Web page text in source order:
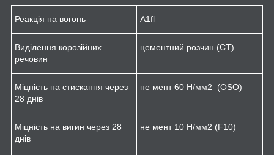
Реакція на вогонь A1fl
Виділення корозійних
речовин
цементний розчин (CT)
Міцність на стискання через
28 днів
не мент 60 Н/мм2 (OSO)
Міцність на вигин через 28
днів
не мент 10 Н/мм2 (F10)